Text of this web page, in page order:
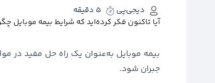
دیجی‌پی
5 دقیقه
آیا تاکنون فکر کرده‌اید که شرایط بیمه
بیمه موبایل به‌عنوان یک راه حل مفید
جبران شود.